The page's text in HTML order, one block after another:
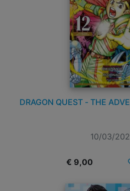
DRAGON QUEST - THE
10/03/
€ 9,00